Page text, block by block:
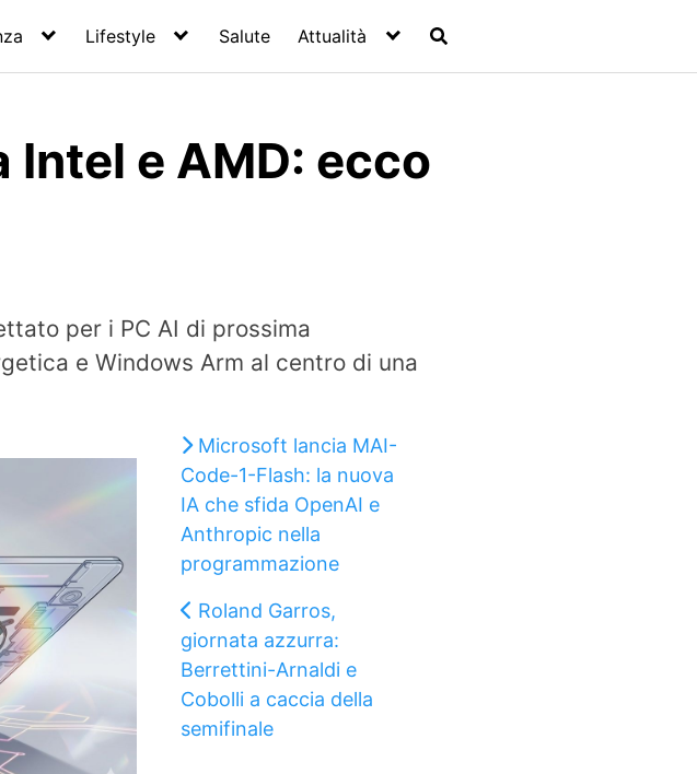
Lifestyle Salute Attualità
Intel e AMD: ecco
per i PC AI di prossima
e Windows Arm al centro di una
Microsoft lancia MAI-
Code-1-Flash: la nuova
IA che sfida OpenAI e
Anthropic nella
programmazione
Roland Garros,
giornata azzurra:
Berrettini-Arnaldi e
Cobolli a caccia della
semifinale